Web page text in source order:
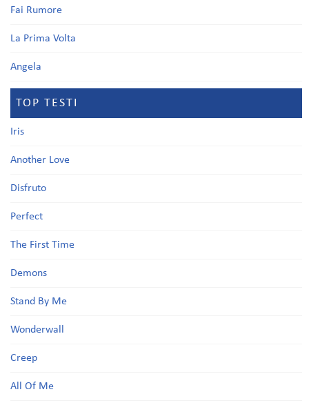
Fai Rumore
La Prima Volta
Angela
TOP TESTI
Iris
Another Love
Disfruto
Perfect
The First Time
Demons
Stand By Me
Wonderwall
Creep
All Of Me